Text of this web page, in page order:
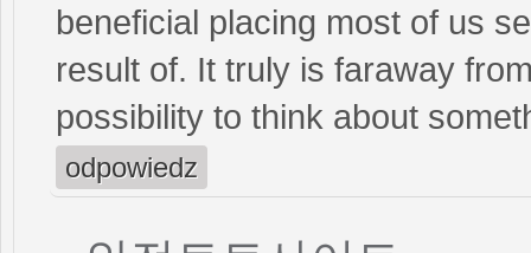
beneficial placing most of us
result of. It truly is faraway
possibility to think about
odpowiedz